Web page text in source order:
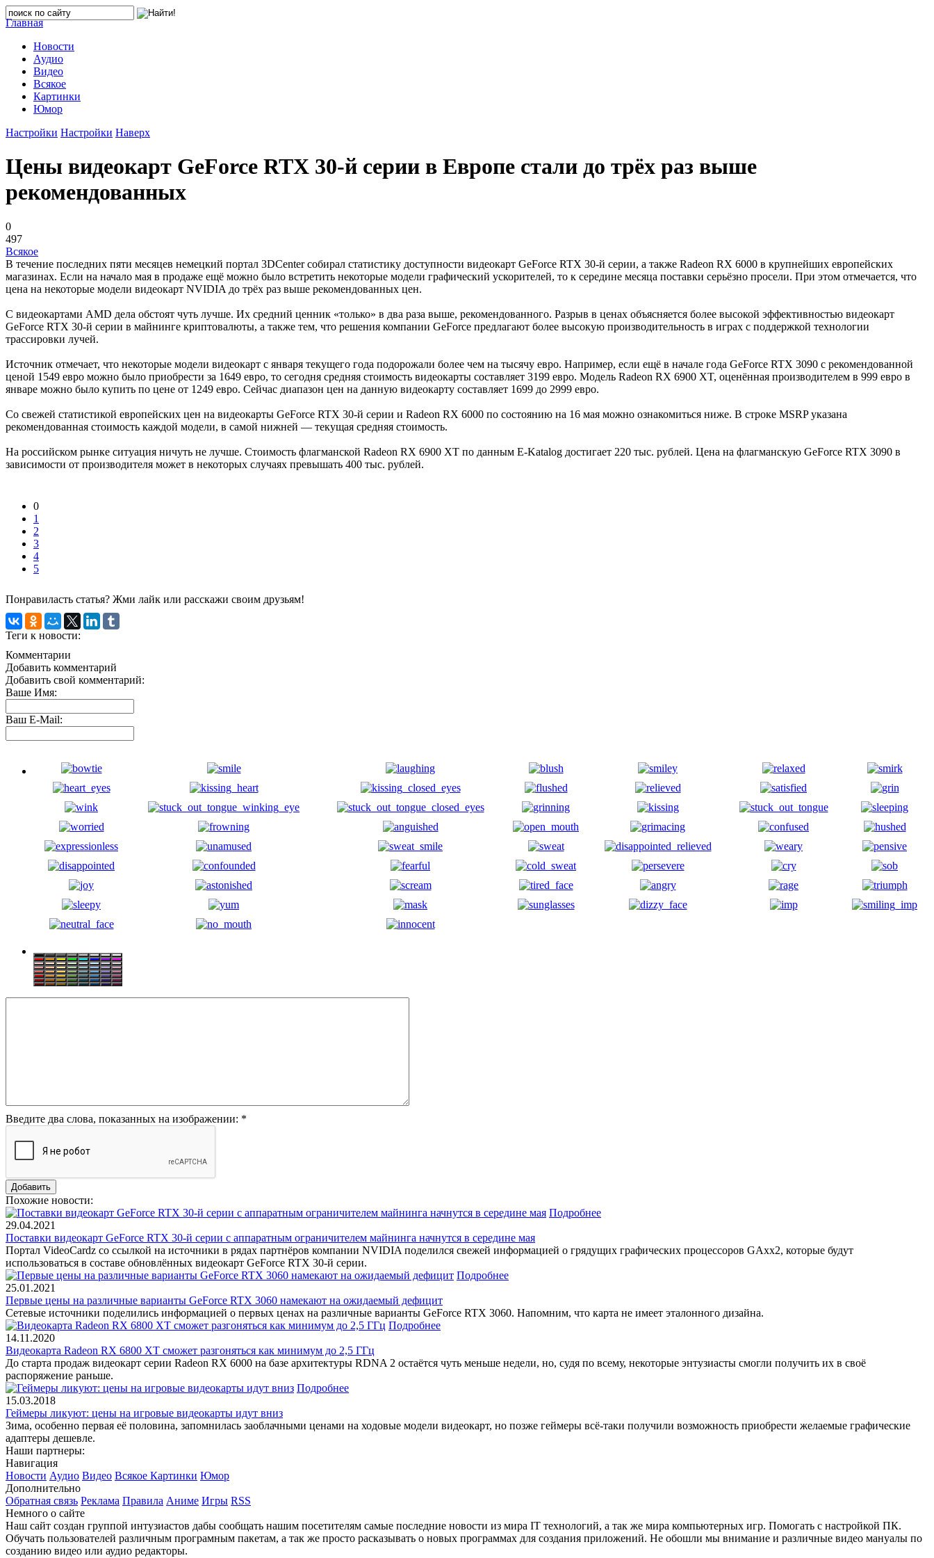
Главная
Новости
Аудио
Видео
Всякое
Картинки
Юмор
Настройки Настройки Наверх
Цены видеокарт GeForce RTX 30-й серии в Европе стали до трёх раз выше
рекомендованных
0
497
Всякое
В течение последних пяти месяцев немецкий портал 3DCenter собирал статистику доступности видеокарт GeForce RTX 30-й серии, а также Radeon RX 6000 в крупнейших европейских
магазинах. Если на начало мая в продаже ещё можно было встретить некоторые модели графический ускорителей, то к середине месяца поставки серьёзно просели. При этом отмечается, что
цена на некоторые модели видеокарт NVIDIA до трёх раз выше рекомендованных цен.
С видеокартами AMD дела обстоят чуть лучше. Их средний ценник «только» в два раза выше, рекомендованного. Разрыв в ценах объясняется более высокой эффективностью видеокарт
GeForce RTX 30-й серии в майнинге криптовалюты, а также тем, что решения компании GeForce предлагают более высокую производительность в играх с поддержкой технологии
трассировки лучей.
Источник отмечает, что некоторые модели видеокарт с января текущего года подорожали более чем на тысячу евро. Например, если ещё в начале года GeForce RTX 3090 с рекомендованной
ценой 1549 евро можно было приобрести за 1649 евро, то сегодня средняя стоимость видеокарты составляет 3199 евро. Модель Radeon RX 6900 XT, оценённая производителем в 999 евро в
январе можно было купить по цене от 1249 евро. Сейчас диапазон цен на данную видеокарту составляет 1699 до 2999 евро.
Со свежей статистикой европейских цен на видеокарты GeForce RTX 30-й серии и Radeon RX 6000 по состоянию на 16 мая можно ознакомиться ниже. В строке MSRP указана
рекомендованная стоимость каждой модели, в самой нижней — текущая средняя стоимость.
На российском рынке ситуация ничуть не лучше. Стоимость флагманской Radeon RX 6900 XT по данным E-Katalog достигает 220 тыс. рублей. Цена на флагманскую GeForce RTX 3090 в
зависимости от производителя может в некоторых случаях превышать 400 тыс. рублей.
0
1
2
3
4
5
Понравиласть статья? Жми лайк или расскажи своим друзьям!
Теги к новости:
Комментарии
Добавить комментарий
Добавить свой комментарий:
Ваше Имя:
Ваш E-Mail:
Введите два слова, показанных на изображении: *
Похожие новости:
Подробнее
29.04.2021
Поставки видеокарт GeForce RTX 30-й серии с аппаратным ограничителем майнинга начнутся в середине мая
Портал VideoCardz со ссылкой на источники в рядах партнёров компании NVIDIA поделился свежей информацией о грядущих графических процессоров GAxx2, которые будут
использоваться в составе обновлённых видеокарт GeForce RTX 30-й серии.
Подробнее
25.01.2021
Первые цены на различные варианты GeForce RTX 3060 намекают на ожидаемый дефицит
Сетевые источники поделились информацией о первых ценах на различные варианты GeForce RTX 3060. Напомним, что карта не имеет эталонного дизайна.
Подробнее
14.11.2020
Видеокарта Radeon RX 6800 XT сможет разгоняться как минимум до 2,5 ГГц
До старта продаж видеокарт серии Radeon RX 6000 на базе архитектуры RDNA 2 остаётся чуть меньше недели, но, судя по всему, некоторые энтузиасты смогли получить их в своё
распоряжение раньше.
Подробнее
15.03.2018
Геймеры ликуют: цены на игровые видеокарты идут вниз
Зима, особенно первая её половина, запомнилась заоблачными ценами на ходовые модели видеокарт, но позже геймеры всё-таки получили возможность приобрести желаемые графические
адаптеры дешевле.
Наши партнеры:
Навигация
Новости Аудио Видео Всякое Картинки Юмор
Дополнительно
Обратная связь Реклама Правила Аниме Игры RSS
Немного о сайте
Наш сайт создан группой интузиастов дабы сообщать нашим посетителям самые последние новости из мира IT технологий, а так же мира компьютерных игр. Помогать с настройкой ПК.
Обучать пользователей различным програмным пакетам, а так же просто расказывать о новых программах для создания приложений. Не обошли мы внимание и различные видео мануалы по
созданию видео или аудио редакторы.